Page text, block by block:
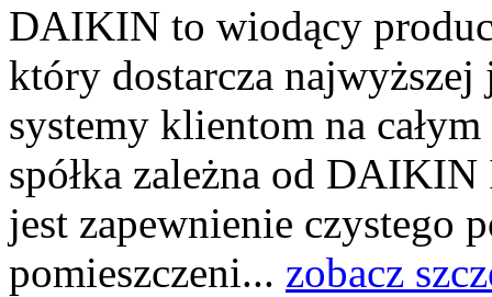
DAIKIN to wiodący
który dostarcza
systemy klientom na
spółka zależna od
jest zapewnienie czystego
pomieszczeni... zobacz